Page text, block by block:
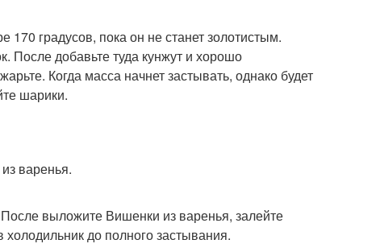
170 градусов, пока он не станет золотистым.
После добавьте туда кунжут и хорошо
Когда масса начнет застывать, однако будет
шарики.
варенья.
выложите Вишенки из варенья, залейте
до полного застывания.